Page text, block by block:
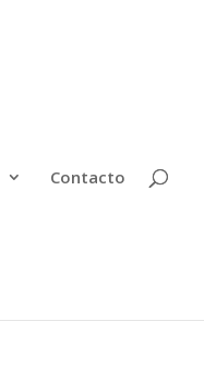
Contacto